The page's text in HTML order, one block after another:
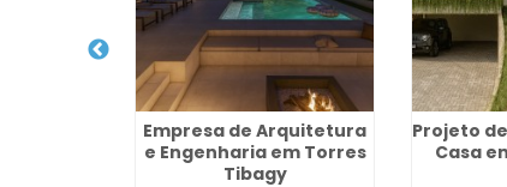
Empresa de Arquitetura
e Engenharia em Torres
Tibagy
Projeto
Casa